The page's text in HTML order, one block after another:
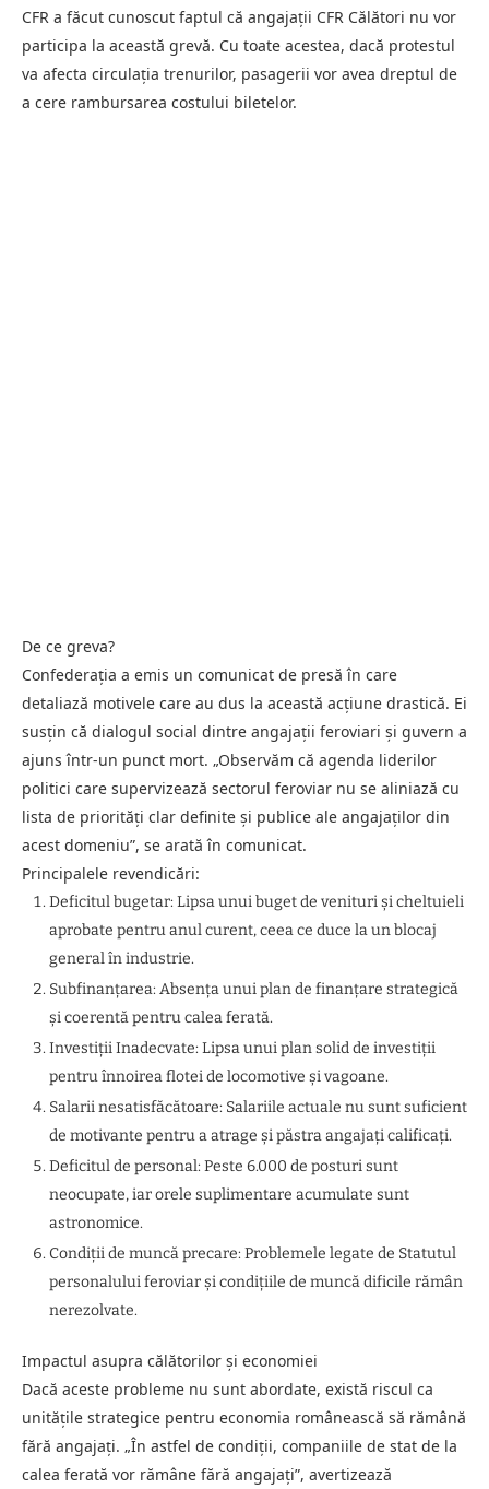
CFR a făcut cunoscut faptul că angajații CFR Călători nu vor
participa la această grevă. Cu toate acestea, dacă protestul
va afecta circulația trenurilor, pasagerii vor avea dreptul de
a cere rambursarea costului biletelor.
De ce greva?
Confederația a emis un comunicat de presă în care
detaliază motivele care au dus la această acțiune drastică. Ei
susțin că dialogul social dintre angajații feroviari și guvern a
ajuns într-un punct mort. „Observăm că agenda liderilor
politici care supervizează sectorul feroviar nu se aliniază cu
lista de priorități clar definite și publice ale angajaților din
acest domeniu”, se arată în comunicat.
Principalele revendicări:
Deficitul bugetar: Lipsa unui buget de venituri și cheltuieli
aprobate pentru anul curent, ceea ce duce la un blocaj
general în industrie.
Subfinanțarea: Absența unui plan de finanțare strategică
și coerentă pentru calea ferată.
Investiții Inadecvate: Lipsa unui plan solid de investiții
pentru înnoirea flotei de locomotive și vagoane.
Salarii nesatisfăcătoare: Salariile actuale nu sunt suficient
de motivante pentru a atrage și păstra angajați calificați.
Deficitul de personal: Peste 6.000 de posturi sunt
neocupate, iar orele suplimentare acumulate sunt
astronomice.
Condiții de muncă precare: Problemele legate de Statutul
personalului feroviar și condițiile de muncă dificile rămân
nerezolvate.
Impactul asupra călătorilor și economiei
Dacă aceste probleme nu sunt abordate, există riscul ca
unitățile strategice pentru economia românească să rămână
fără angajați. „În astfel de condiții, companiile de stat de la
calea ferată vor rămâne fără angajați”, avertizează